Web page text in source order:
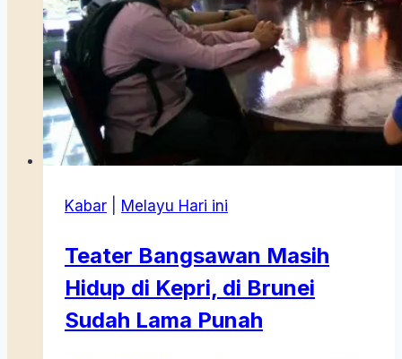
1854
Kabar Melayu Hari ini
Teater Bangsawan Masih
Hidup di Kepri, di Brunei
Sudah Lama Punah